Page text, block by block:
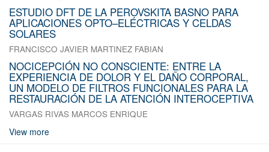
ESTUDIO DFT DE LA PEROVSKITA BASNO PARA
APLICACIONES OPTO–ELÉCTRICAS Y CELDAS
SOLARES
FRANCISCO JAVIER MARTINEZ FABIAN
NOCICEPCIÓN NO CONSCIENTE: ENTRE LA
EXPERIENCIA DE DOLOR Y EL DAÑO CORPORAL,
UN MODELO DE FILTROS FUNCIONALES PARA LA
RESTAURACIÓN DE LA ATENCIÓN INTEROCEPTIVA
VARGAS RIVAS MARCOS ENRIQUE
View more